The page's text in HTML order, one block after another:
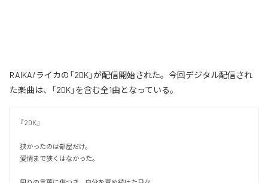
RAIKA/ライカの「2DK」が配信開始された。今回デジタル配信され
た楽曲は、「2DK」を含む全1曲となっている。
『2DK』
狭かったのは部屋だけ。
愛情まで狭くはなかった。